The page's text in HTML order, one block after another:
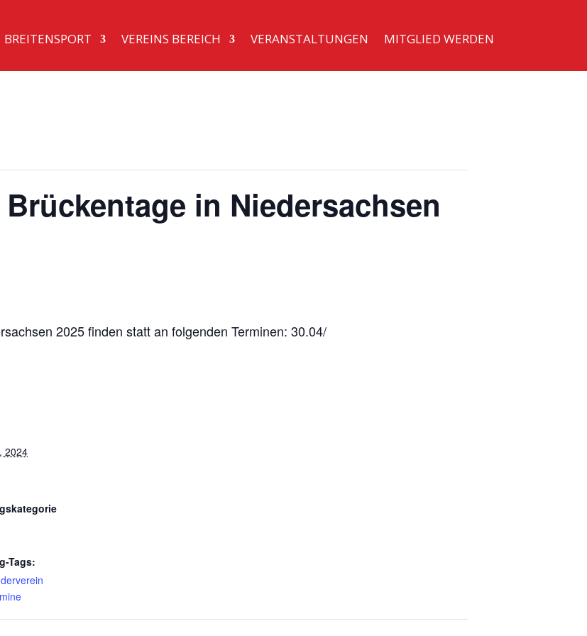
BREITENSPORT VEREINS BEREICH VERANSTALTUNGEN MITGLIED WERDEN
in Niedersachsen
2025 finden statt an folgenden Terminen: 30.04/
2024
Tags: